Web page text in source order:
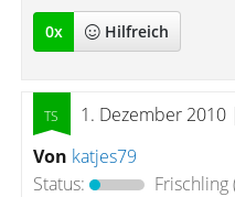
0x Hilfreich
1. Dezember 2010
Von katjes79
Status:
Frischling